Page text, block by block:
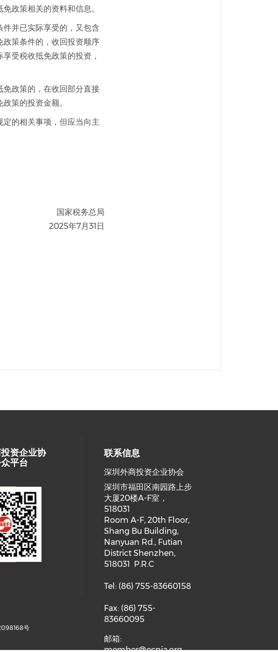
政策相关的资料和信息。
并已实际享受的，又包含
策条件的，收回投资顺序
受税收抵免政策的投资，
政策的，在收回部分直接
策的投资金额。
的相关事项，但应当向主
国家税务总局
2025年7月31日
资企业协
平台
联系信息
深圳外商投资企业协会
深圳市福田区南园路上步
大厦20楼A-F室，
518031
Room A-F, 20th Floor,
Shang Bu Building,
Nanyuan Rd., Futian
District Shenzhen,
518031 P.R.C
Tel: (86) 755-83660158
Fax: (86) 755-
83660095
邮箱:
member@ecnia.org
号